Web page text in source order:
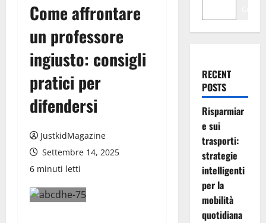
Come affrontare
un professore
ingiusto: consigli
pratici per
difendersi
JustkidMagazine
Settembre 14, 2025
6 minuti letti
RECENT
POSTS
Risparmiar
e sui
trasporti:
strategie
intelligenti
per la
mobilità
quotidiana